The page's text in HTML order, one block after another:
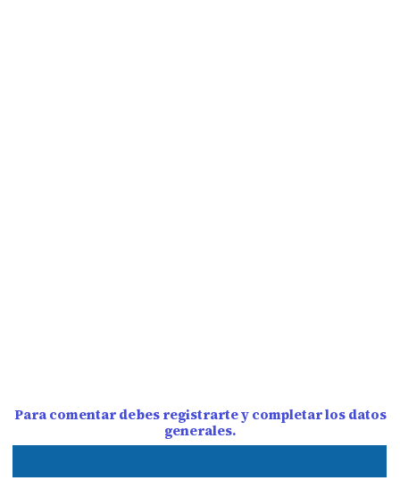
Para comentar debes registrarte y completar los datos
generales.